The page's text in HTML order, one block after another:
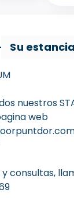
Su estancia
nuestros
web
consultas,